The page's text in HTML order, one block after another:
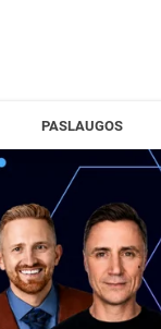
PASLAUGOS